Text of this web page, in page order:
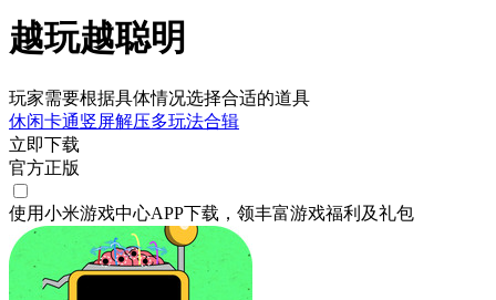
越玩越聪明
玩家需要根据具体情况选择合适的道具
休闲卡通竖屏解压多玩法合辑
立即下载
官方正版
使用小米游戏中心APP下载 ，领丰富游戏福利 及礼包